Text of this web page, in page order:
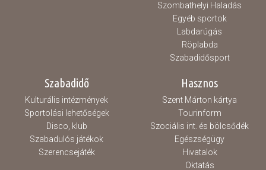
Szombathelyi Haladás
Egyéb sportok
Labdarúgás
Röplabda
Szabadidősport
Szabadidő
Kulturális intézmények
Sportolási lehetőségek
Disco, klub
Szabadulós játékok
Szerencsejáték
Hasznos
Szent Márton kártya
Tourinform
Szociális int. és bölcsődék
Egészségügy
Hivatalok
Oktatás